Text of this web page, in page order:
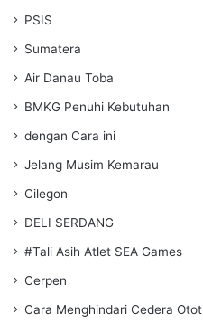
PSIS
Sumatera
Air Danau Toba
BMKG Penuhi Kebutuhan
dengan Cara ini
Jelang Musim Kemarau
Cilegon
DELI SERDANG
#Tali Asih Atlet SEA Games
Cerpen
Cara Menghindari Cedera Otot